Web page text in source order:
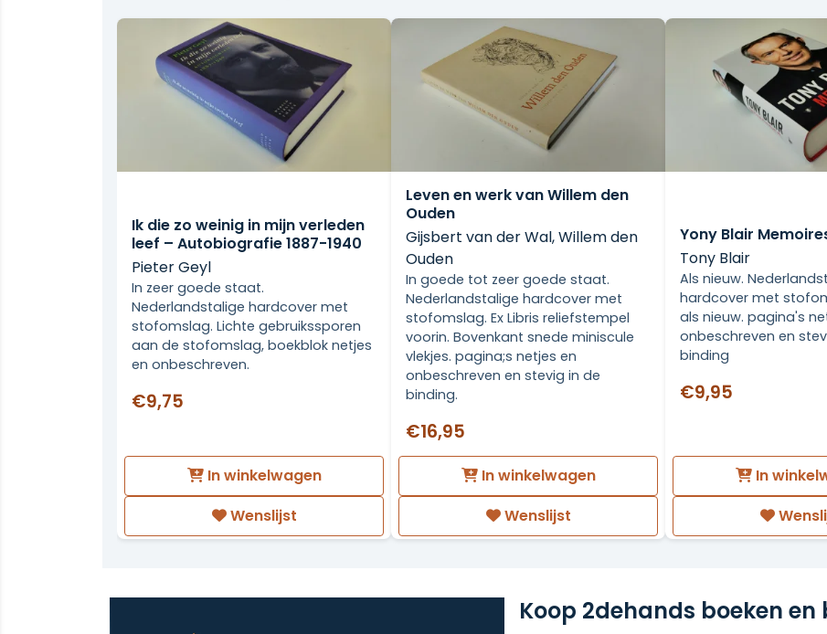
Ik die zo weinig in mijn verleden
leef – Autobiografie 1887-1940
Pieter Geyl
In zeer goede staat.
Nederlandstalige hardcover met
stofomslag. Lichte gebruikssporen
aan de stofomslag, boekblok netjes
en onbeschreven.
€9,75
In winkelwagen
Wenslijst
Leven en werk van Willem den
Ouden
Gijsbert van der Wal, Willem den
Ouden
In goede tot zeer goede staat.
Nederlandstalige hardcover met
stofomslag. Ex Libris reliefstempel
voorin. Bovenkant snede miniscule
vlekjes. pagina;s netjes en
onbeschreven en stevig in de
binding.
€16,95
In winkelwagen
Wenslijst
Yony Blair
Tony Blair
Als nieuw.
hardcover met
als nieuw. pagina's
onbeschreven en
binding
€9,95
In
Koop 2dehands boeken